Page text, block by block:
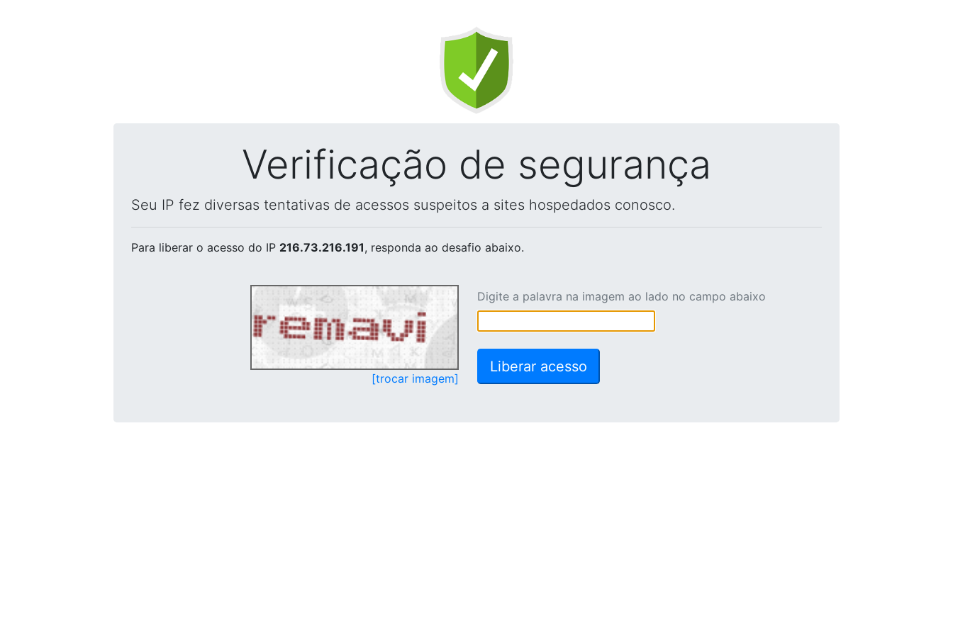
Verificação de segurança
Seu IP fez diversas tentativas de acessos suspeitos a sites hospedados conosco.
Para liberar o acesso do IP 216.73.216.191, responda ao desafio abaixo.
[trocar imagem]
Digite a palavra na imagem ao lado no campo abaixo